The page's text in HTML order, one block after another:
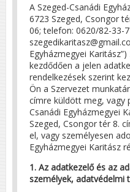
A Szeged-Csanádi
6723 Szeged, Csongor
06; telefon: 0620/82-33-
Egyházmegyei
kezdődően a jelen
rendelkezések szerint
Ön a Szervezet
címre küldött meg, vagy
Csanádi Egyházmegyei
Szeged, Csongor tér 8.
el, vagy személyesen
Egyházmegyei Karitász
1. Az adatkezelő és az
személyek, adatvédelmi